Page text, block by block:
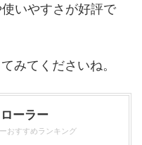
いやすさが好評で
みてくださいね。
ーラー
おすすめランキング